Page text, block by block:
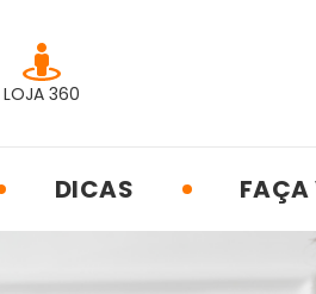
LOJA 360
DICAS FAÇA